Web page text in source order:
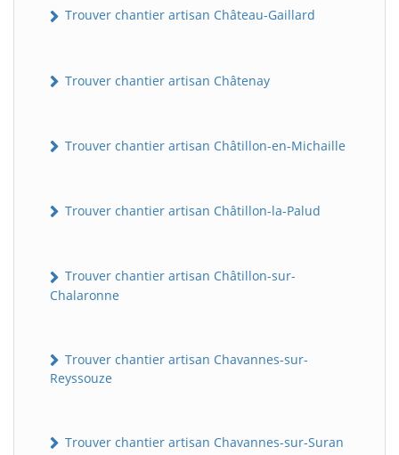
Trouver chantier artisan Château-Gaillard
Trouver chantier artisan Châtenay
Trouver chantier artisan Châtillon-en-Michaille
Trouver chantier artisan Châtillon-la-Palud
Trouver chantier artisan Châtillon-sur-
Chalaronne
Trouver chantier artisan Chavannes-sur-
Reyssouze
Trouver chantier artisan Chavannes-sur-Suran